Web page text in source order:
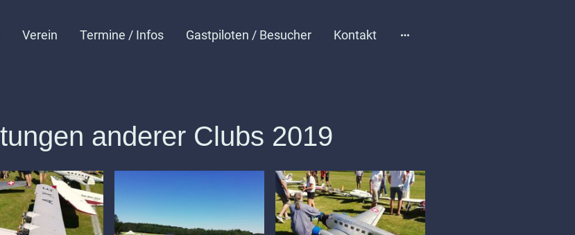
Verein Termine / Infos Gastpiloten / Besucher Kontakt
anderer Clubs 2019